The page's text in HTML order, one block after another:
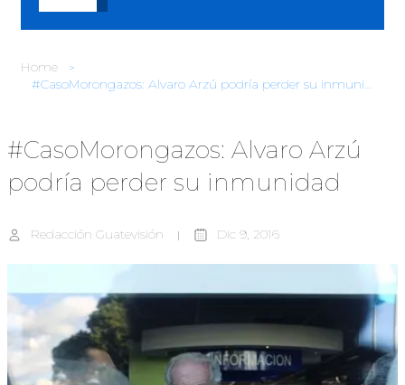
Home
#CasoMorongazos: Alvaro Arzú podría perder su inmunidad
#CasoMorongazos: Alvaro Arzú
podría perder su inmunidad
Redacción Guatevisión Dic 9, 2016